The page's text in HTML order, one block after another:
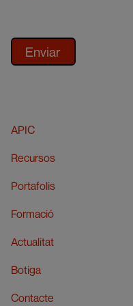
APIC
Recursos
Portafolis
Formació
Actualitat
Botiga
Contacte